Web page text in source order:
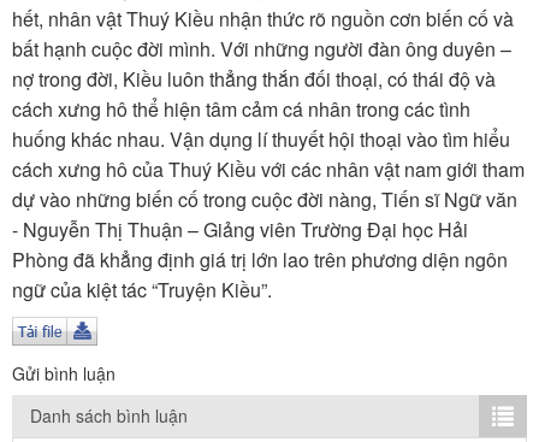
hết, nhân vật Thuý Kiều nhận thức rõ nguồn cơn biến cố và
bất hạnh cuộc đời mình. Với những người đàn ông duyên –
nợ trong đời, Kiều luôn thẳng thắn đối thoại, có thái độ và
cách xưng hô thể hiện tâm cảm cá nhân trong các tình
huống khác nhau. Vận dụng lí thuyết hội thoại vào tìm hiểu
cách xưng hô của Thuý Kiều với các nhân vật nam giới tham
dự vào những biến cố trong cuộc đời nàng, Tiến sĩ Ngữ văn
- Nguyễn Thị Thuận – Giảng viên Trường Đại học Hải
Phòng đã khẳng định giá trị lớn lao trên phương diện ngôn
ngữ của kiệt tác “Truyện Kiều”.
Gửi bình luận
Danh sách bình luận